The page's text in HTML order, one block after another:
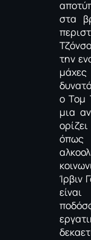
στα
την
ο Τομ
μια
Ίρβιν